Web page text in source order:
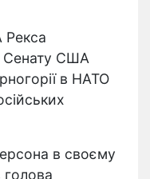
Сенату США
в НАТО
в своєму
голова